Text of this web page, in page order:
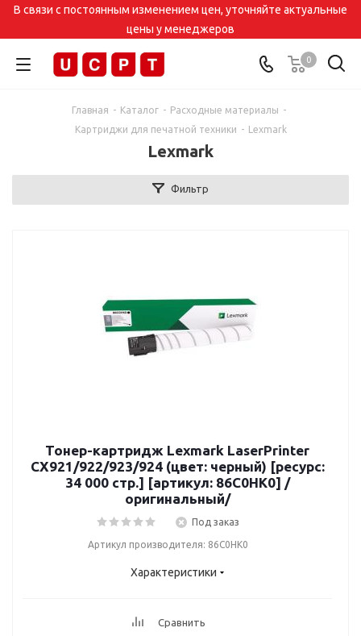
В связи с постоянным изменением цен, уточняйте актуальные
цены у менеджеров
0
Главная - Каталог - Расходные материалы -
Картриджи для печатной техники - Lexmark
Lexmark
Фильтр
Тонер-картридж Lexmark LaserPrinter
CX921/922/923/924 (цвет: черный) [ресурс:
34 000 стр.] [артикул: 86C0HK0] /
оригинальный/
Под заказ
Артикул производителя: 86C0HK0
Характеристики
Сравнить